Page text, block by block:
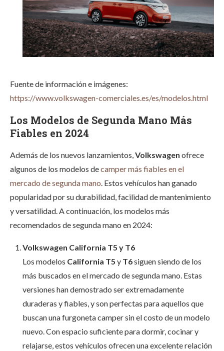
Fuente de información e imágenes:
https://www.volkswagen-comerciales.es/es/modelos.html
Los Modelos de Segunda Mano Más
Fiables en 2024
Además de los nuevos lanzamientos,Volkswagen ofrece
algunos de los modelos decamper más fiables en el
mercado de segunda mano. Estos vehículos han ganado
popularidad por su durabilidad, facilidad de mantenimiento
y versatilidad. A continuación, los modelos más
recomendados de segunda mano en 2024:
Volkswagen California T5 y T6
Los modelos California T5 y T6siguen siendo de los
más buscados en el mercado de segunda mano. Estas
versiones han demostrado ser extremadamente
duraderas y fiables, y son perfectas para aquellos que
buscan una furgoneta camper sin el costo de un modelo
nuevo. Con espacio suficiente para dormir, cocinar y
relajarse, estos vehículos ofrecen una excelente relación